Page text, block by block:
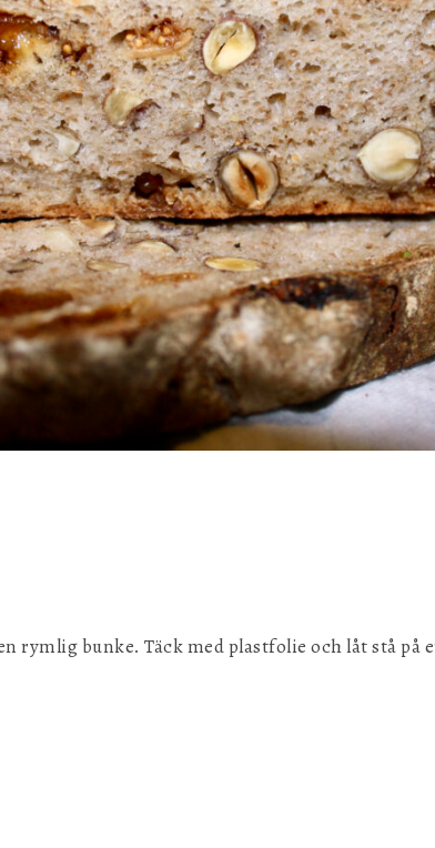
rymlig bunke. Täck med plastfolie och låt stå